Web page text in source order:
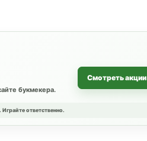
букмекера.
Смотреть акции
ответственно.